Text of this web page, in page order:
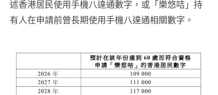
述香港居民使用手機八達通數字，或「樂悠咭」持
有人在申請前曾長期使用手機八達通相關數字。